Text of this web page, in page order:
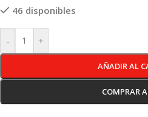
46 disponibles
- +
AÑADIR AL
COMPRAR